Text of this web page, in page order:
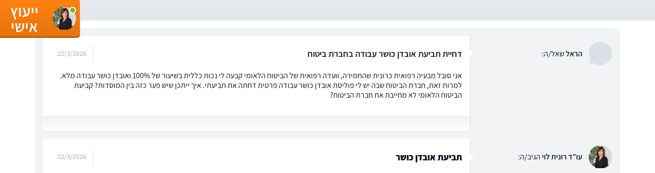
הראלשאל/ה: דחיית תביעת אובדן כושר עבודה בחברת ביטוח 22/3/2026
אני סובל מבעיה רפואית כרונית שהחמירה, וועדה רפואית של הביטוח הלאומי קבעה לי נכות כללית בשיעור של 100% ואובדן כושר עבודה מלא.
למרות זאת, חברת הביטוח שבה יש לי פוליסת אובדן כושר עבודה פרטית דחתה את תביעתי. איך ייתכן שיש פער כזה בין המוסדות? קביעת
הביטוח הלאומי לא מחייבת את חברת הביטוח?
עו"ד רונית לוי הגיב/ה: תביעת אובדן כושר 22/3/2026
ייעוץ
אישי